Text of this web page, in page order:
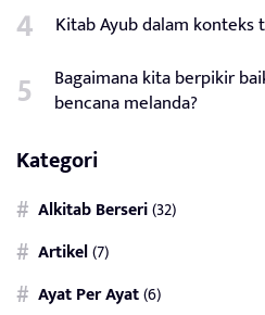
Kitab Ayub dalam
Bagaimana kita berpikir
bencana melanda?
Kategori
Alkitab Berseri(32)
Artikel(7)
Ayat Per Ayat(6)